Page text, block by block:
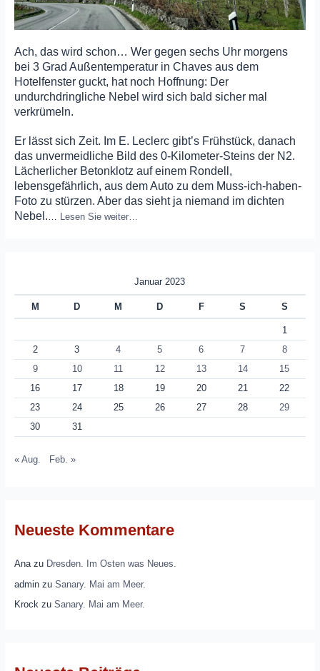
Ach, das wird schon… Wer gegen sechs Uhr morgens
bei 3 Grad Außentemperatur in Chaves aus dem
Hotelfenster guckt, hat noch Hoffnung: Der
undurchdringliche Nebel wird sich bald sicher mal
verkrümeln.
Er lässt sich Zeit. Im E. Leclerc gibt’s Frühstück, danach
das unvermeidliche Bild des 0-Kilometer-Steins der N2.
Lächerlicher Betonklotz auf einem Rondell,
lebensgefährlich, aus dem Auto zu dem Muss-ich-haben-
Foto zu stürzen. Aber das sieht ja niemand im dichten
Nebel.… Lesen Sie weiter…
Januar 2023
M D M D F S S
1
2
3 4 5 6 7
8
9
10 11 12 13 14
15
16
17 18 19 20 21
22
23
24 25 26 27 28
29
30
31
« Aug. Feb. »
Neueste Kommentare
Anazu Dresden. Im Osten was Neues.
adminzu Sanary. Mai am Meer.
Krockzu Sanary. Mai am Meer.